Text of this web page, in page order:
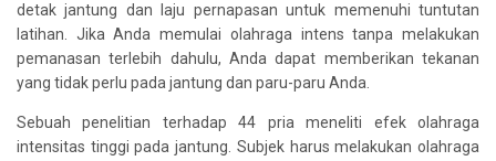
detak jantung dan laju pernapasan untuk memenuhi tuntutan
latihan. Jika Anda memulai olahraga intens tanpa melakukan
pemanasan terlebih dahulu, Anda dapat memberikan tekanan
yang tidak perlu pada jantung dan paru-paru Anda.
Sebuah penelitian terhadap 44 pria meneliti efek olahraga
intensitas tinggi pada jantung. Subjek harus melakukan olahraga